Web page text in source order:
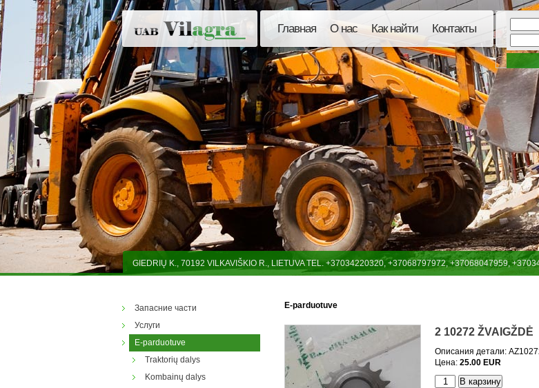
Главная О нас Как найти Контакты
GIEDRIŲ K., 70192 VILKAVIŠKIO R., LIETUVA TEL. +37034220320, +37068797972, +37068047959,
E-parduotuve
2 10272 ŽVAIGŽDĖ
Описания детали:
Цена: 25.00 EUR
Запасние части
Услуги
E-parduotuve
Traktorių dalys
Kombainų dalys